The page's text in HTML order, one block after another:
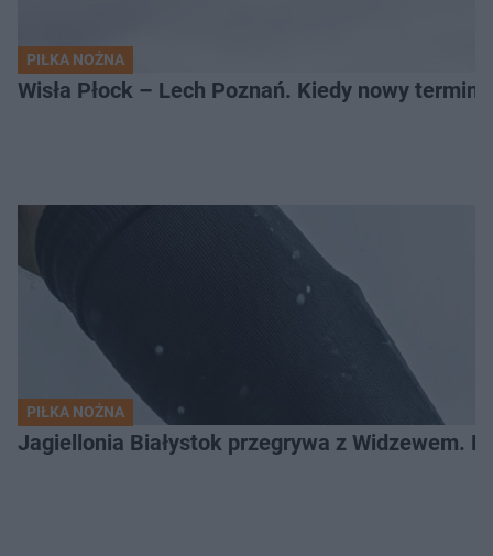
PIŁKA NOŻNA
Wisła Płock – Lech Poznań. Kiedy nowy termin
PIŁKA NOŻNA
Jagiellonia Białystok przegrywa z Widzewem.